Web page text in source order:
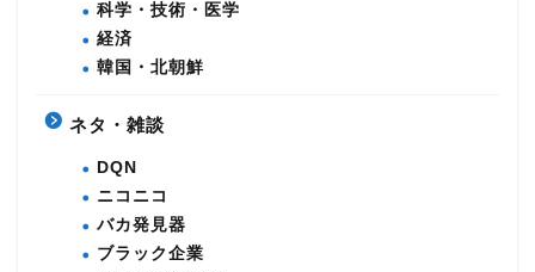
科学・技術・医学
経済
韓国・北朝鮮
ネタ・雑談
DQN
ニコニコ
バカ発見器
ブラック企業